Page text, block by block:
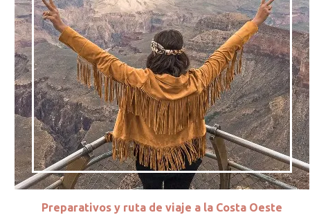
Preparativos y ruta de viaje a la Costa Oeste